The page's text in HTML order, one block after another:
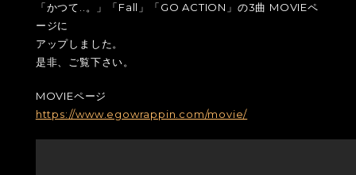
「かつて..。」「Fall」「GO ACTION」の3曲 MOVIEペ
ージに
アップしました。
是非、ご覧下さい。
MOVIEページ
https://www.egowrappin.com/movie/